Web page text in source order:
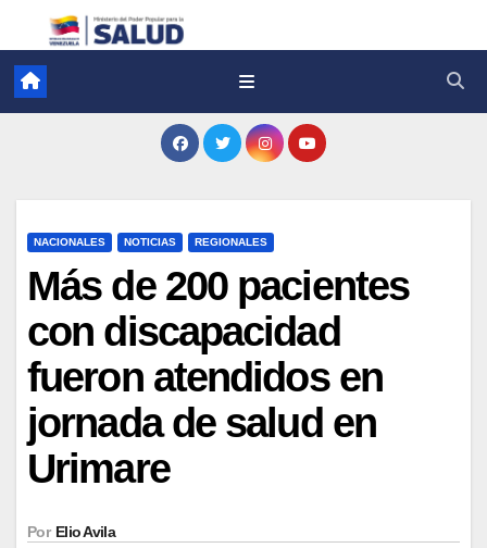
NACIONALES NOTICIAS REGIONALES
Más de 200 pacientes
con discapacidad
fueron atendidos en
jornada de salud en
Urimare
Por Elio Avila